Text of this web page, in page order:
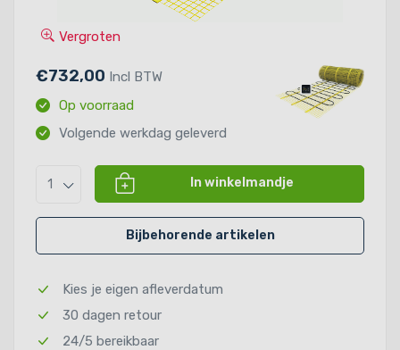
Vergroten
€732,00 Incl BTW
Op voorraad
Volgende werkdag geleverd
1 In winkelmandje
Bijbehorende artikelen
Kies je eigen afleverdatum
30 dagen retour
24/5 bereikbaar